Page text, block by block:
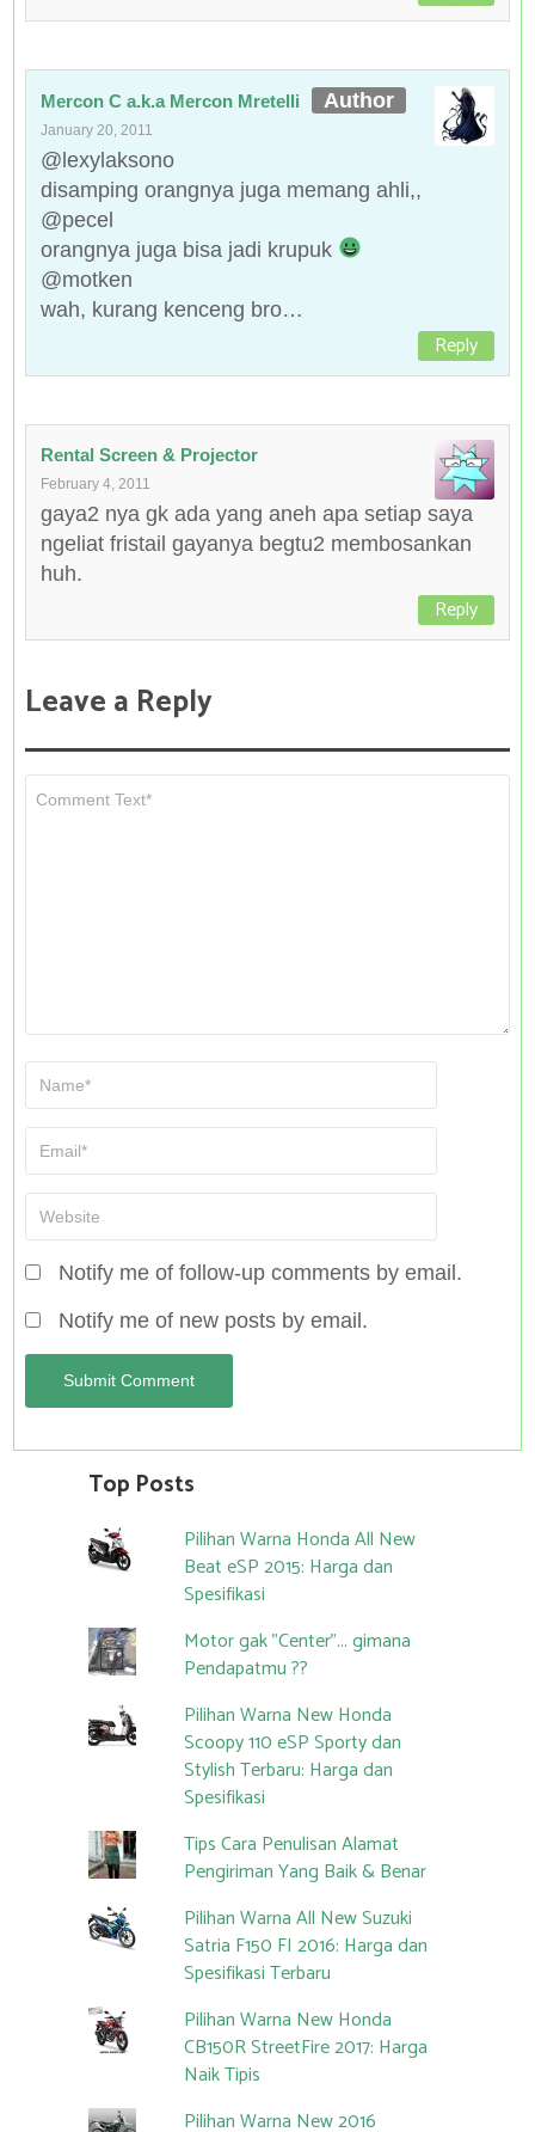
Mercon C a.k.a Mercon Mretelli
January 20, 2011
@lexylaksono
disamping orangnya juga memang ahli,,
@pecel
orangnya juga bisa jadi krupuk
@motken
wah, kurang kenceng bro…
Reply
Rental Screen & Projector
February 4, 2011
gaya2 nya gk ada yang aneh apa setiap saya
ngeliat fristail gayanya begtu2 membosankan
huh.
Reply
Leave a Reply
Notify me of follow-up comments by email.
Notify me of new posts by email.
Top Posts
Pilihan Warna Honda All New
Beat eSP 2015: Harga dan
Spesifikasi
Motor gak "Center"... gimana
Pendapatmu ??
Pilihan Warna New Honda
Scoopy 110 eSP Sporty dan
Stylish Terbaru: Harga dan
Spesifikasi
Tips Cara Penulisan Alamat
Pengiriman Yang Baik & Benar
Pilihan Warna All New Suzuki
Satria F150 FI 2016: Harga dan
Spesifikasi Terbaru
Pilihan Warna New Honda
CB150R StreetFire 2017: Harga
Naik Tipis
Pilihan Warna New 2016